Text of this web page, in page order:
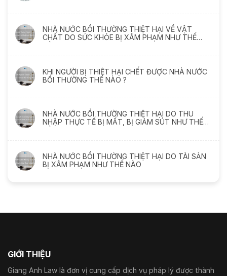
NHÀ NƯỚC BỒI THƯỜNG THIỆT HẠI VỀ VẬT
CHẤT DO SỨC KHỎE BỊ XÂM PHẠM NHƯ THẾ
KHI NGƯỜI BỊ THIỆT HẠI CHẾT ĐƯỢC NHÀ NƯỚC
BỒI THƯỜNG THẾ NÀO ?
NHÀ NƯỚC BỒI THƯỜNG THIỆT HẠI DO THU
NHẬP THỰC TẾ BỊ MẤT, BỊ GIẢM SÚT NHƯ THẾ
NHÀ NƯỚC BỒI THƯỜNG THIỆT HẠI DO TÀI SẢN
BỊ XÂM PHẠM NHƯ THẾ NÀO
GIỚI THIỆU
Giang Anh Law là đơn vị cung cấp dịch vụ pháp lý được thành